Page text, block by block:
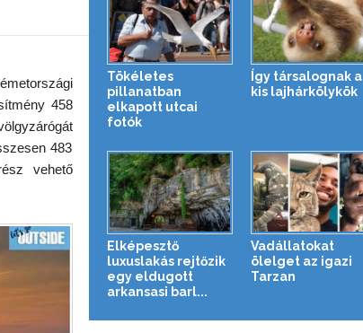
458
483
vehető
Tökéletes
pillanatban
elkapott utcai
fotók
Így társalognak a
kis lajhárkölykök
Elképesztő
luxuslakás rejtőzik
egy eldugott
arkansasi barl...
Vadállatokat
ölelget az igazi
Tarzan